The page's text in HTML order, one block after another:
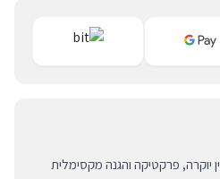
פרקטיקה והגנה מקסימלית